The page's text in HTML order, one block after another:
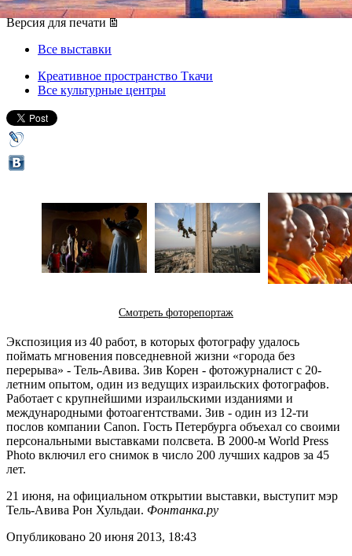
16 июля 2013, вторник-20 июля 2013, суббота
Версия для печати
Все выставки
Креативное пространство Ткачи
Все культурные центры
Смотреть фоторепортаж
Экспозиция из 40 работ, в которых фотографу удалось
поймать мгновения повседневной жизни «города без
перерыва» - Тель-Авива. Зив Корен - фотожурналист с 20-
летним опытом, один из ведущих израильских фотографов.
Работает с крупнейшими израильскими изданиями и
международными фотоагентствами. Зив - один из 12-ти
послов компании Canon. Гость Петербурга объехал со своими
персональными выставками полсвета. В 2000-м World Press
Photo включил его снимок в число 200 лучших кадров за 45
лет.
21 июня, на официальном открытии выставки, выступит мэр
Тель-Авива Рон Хульдаи. Фонтанка.ру
Опубликовано 20 июня 2013, 18:43